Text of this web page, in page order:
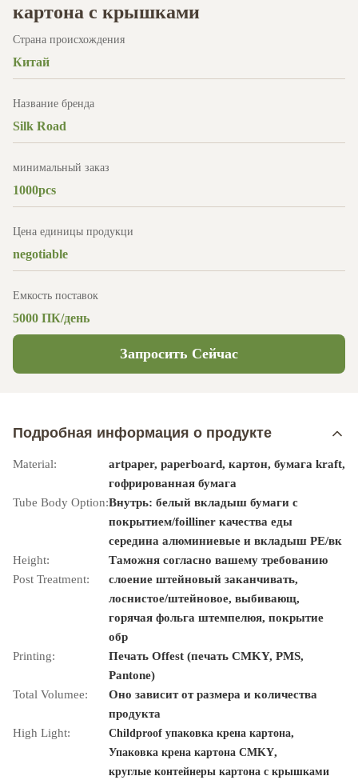
картона с крышками
Страна происхождения
Китай
Название бренда
Silk Road
минимальный заказ
1000pcs
Цена единицы продукци
negotiable
Емкость поставок
5000 ПК/день
Запросить Сейчас
Подробная информация о продукте
Material:
artpaper, paperboard, картон, бумага kraft,
гофрированная бумага
Tube Body Option:Внутрь: белый вкладыш бумаги с
покрытием/foilliner качества еды
середина алюминиевые и вкладыш PE/вк
Height:
Таможня согласно вашему требованию
Post Treatment:
слоение штейновый заканчивать,
лоснистое/штейновое, выбивающ,
горячая фольга штемпелюя, покрытие
обр
Printing:
Печать Offest (печать CMKY, PMS,
Pantone)
Total Volumee:
Оно зависит от размера и количества
продукта
High Light:
Childproof упаковка крена картона,
Упаковка крена картона CMKY,
круглые контейнеры картона с крышками